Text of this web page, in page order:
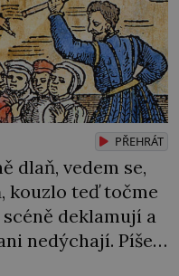
PŘEHRÁT
dlaň, vedem se,
kouzlo teď točme
deklamují a
nedýchají. Píše